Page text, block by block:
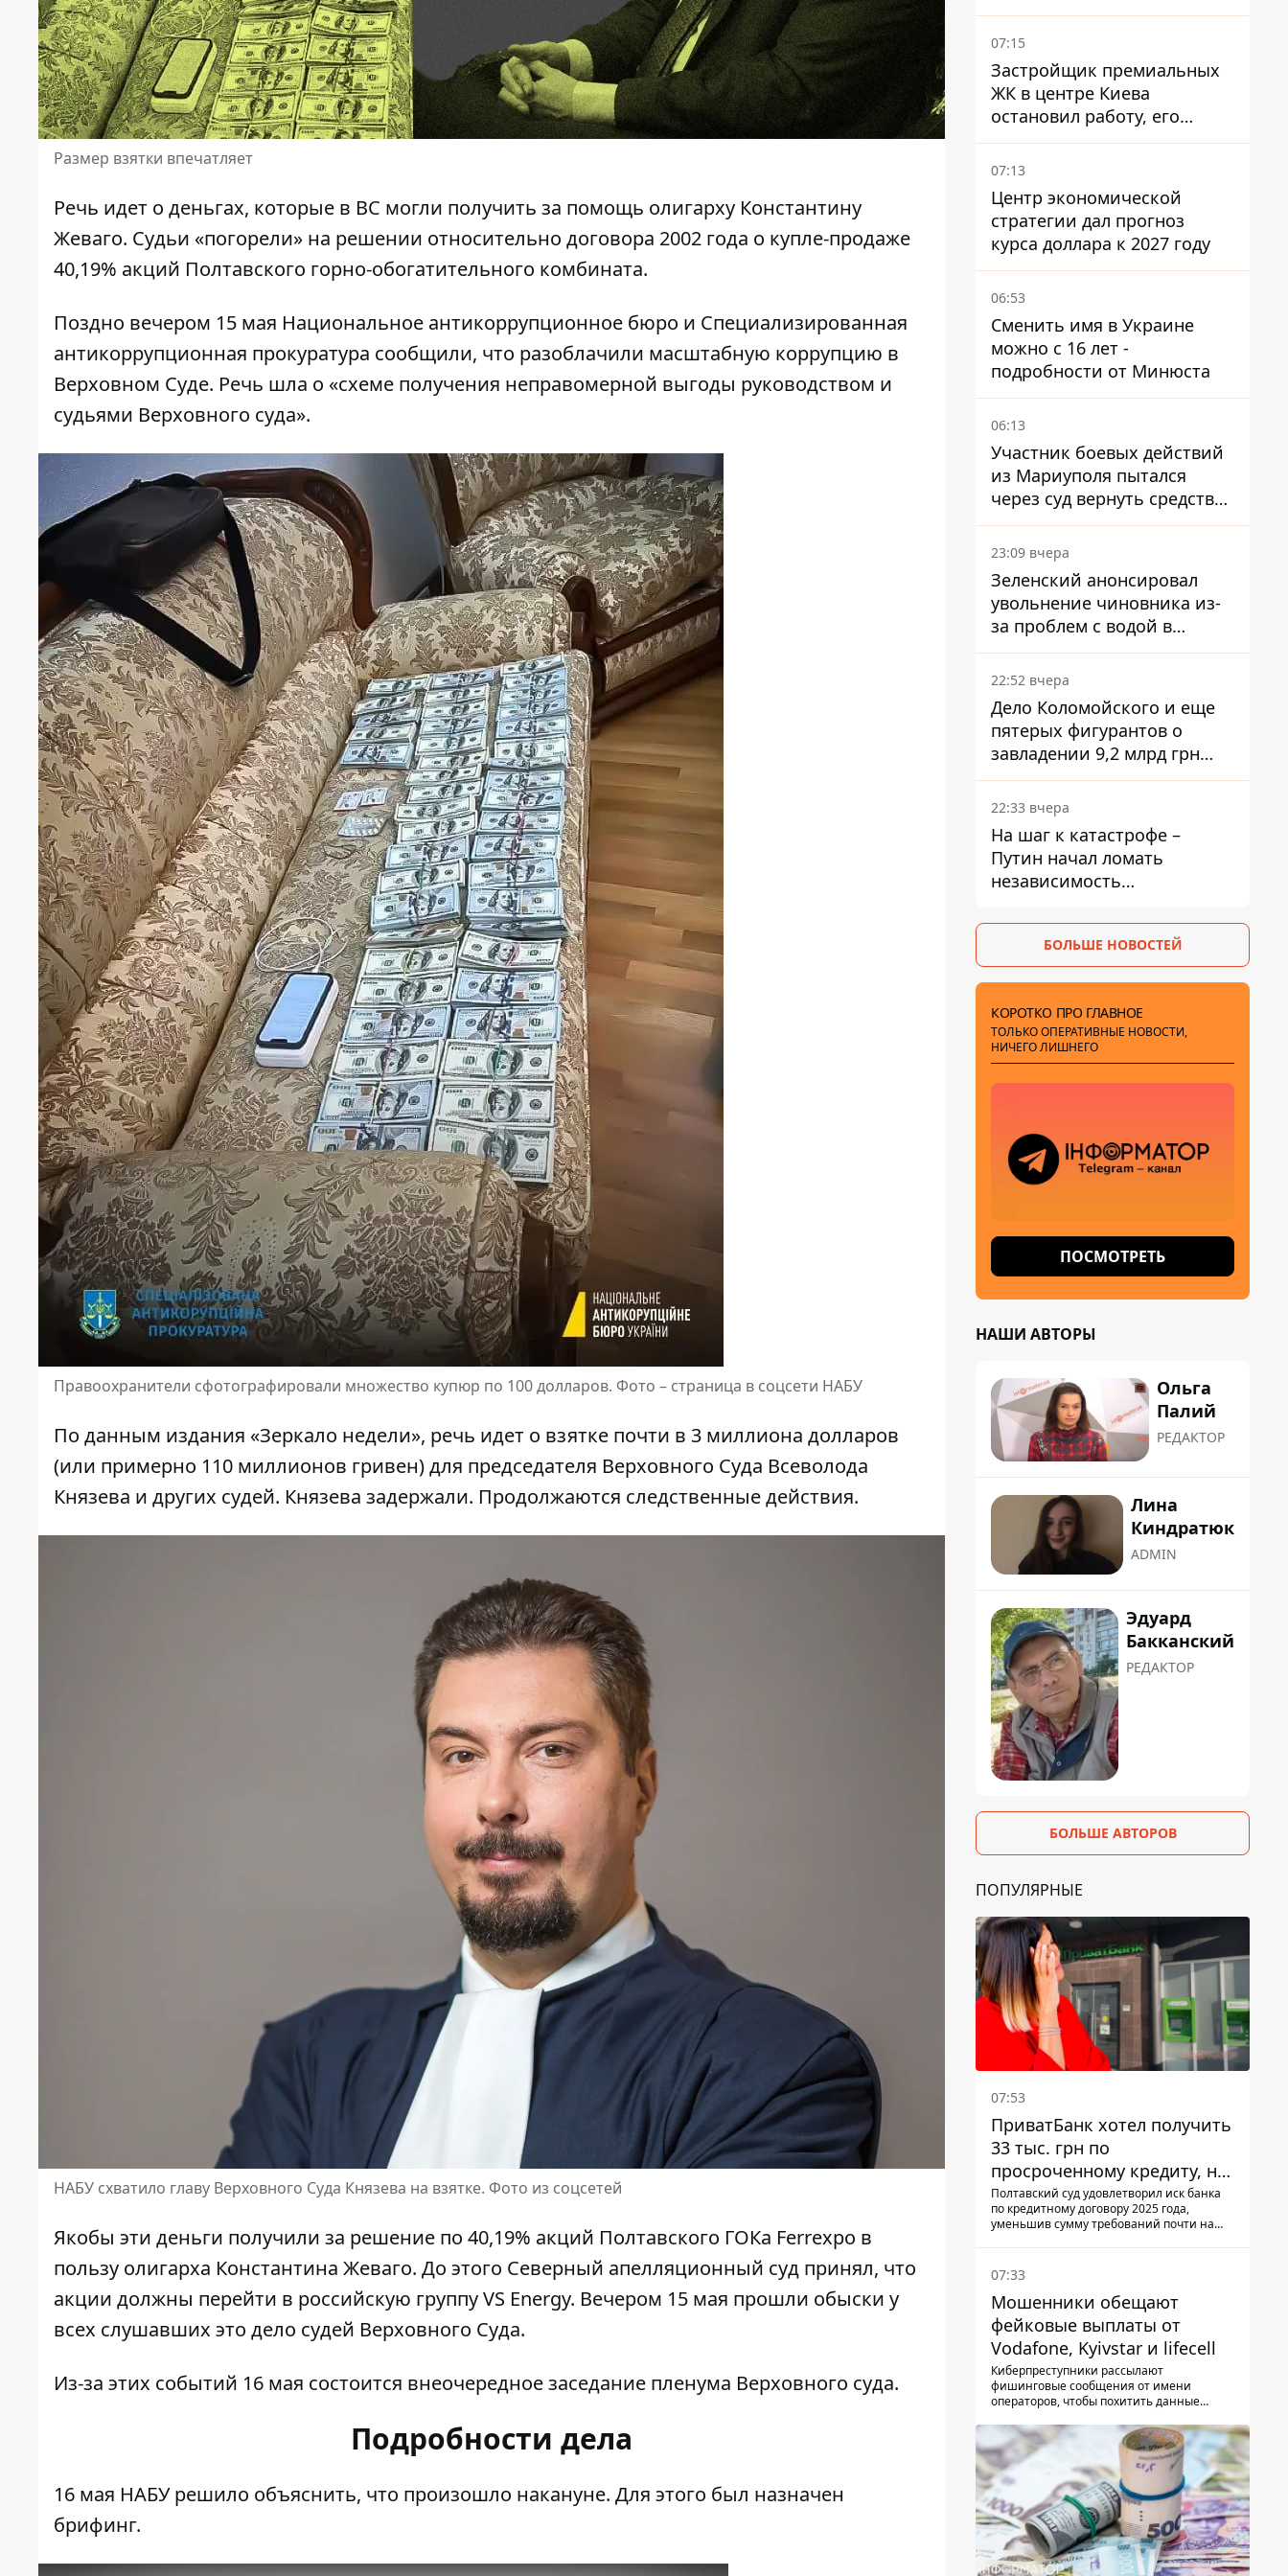
Размер взятки впечатляет
Речь идет о деньгах, которые в ВС могли получить за помощь олигарху Константину
Жеваго. Судьи «погорели» на решении относительно договора 2002 года о купле-продаже
40,19% акций Полтавского горно-обогатительного комбината.
Поздно вечером 15 мая Национальное антикоррупционное бюро и Специализированная
антикоррупционная прокуратура сообщили, что разоблачили масштабную коррупцию в
Верховном Суде. Речь шла о «схеме получения неправомерной выгоды руководством и
судьями Верховного суда».
Правоохранители сфотографировали множество купюр по 100 долларов. Фото – страница в соцсети НАБУ
По данным издания «Зеркало недели», речь идет о взятке почти в 3 миллиона долларов
(или примерно 110 миллионов гривен) для председателя Верховного Суда Всеволода
Князева и других судей. Князева задержали. Продолжаются следственные действия.
НАБУ схватило главу Верховного Суда Князева на взятке. Фото из соцсетей
Якобы эти деньги получили за решение по 40,19% акций Полтавского ГОКа Ferrexpo в
пользу олигарха Константина Жеваго. До этого Северный апелляционный суд принял, что
акции должны перейти в российскую группу VS Energy. Вечером 15 мая прошли обыски у
всех слушавших это дело судей Верховного Суда.
Из-за этих событий 16 мая состоится внеочередное заседание пленума Верховного суда.
Подробности дела
16 мая НАБУ решило объяснить, что произошло накануне. Для этого был назначен
брифинг.
Феодосии пожар
07:15
Застройщик премиальных
ЖК в центре Киева
остановил работу, его
руководители сбежали из
Украины - Bihus.info
07:13
Центр экономической
стратегии дал прогноз
курса доллара к 2027 году
06:53
Сменить имя в Украине
можно с 16 лет -
подробности от Минюста
06:13
Участник боевых действий
из Мариуполя пытался
через суд вернуть средства
субсидии со счета в
Ощадбанке – каким было
решение
23:09 вчера
Зеленский анонсировал
увольнение чиновника из-
за проблем с водой в
Марганце
22:52 вчера
Дело Коломойского и еще
пятерых фигурантов о
завладении 9,2 млрд грн
ПриватБанка направили в
суд
22:33 вчера
На шаг к катастрофе –
Путин начал ломать
независимость
заставив снизить базовую
ставкуБОЛЬШЕ НОВОСТЕЙ
КОРОТКО ПРО ГЛАВНОЕ
ТОЛЬКО ОПЕРАТИВНЫЕ НОВОСТИ,
НИЧЕГО ЛИШНЕГО
ПОСМОТРЕТЬ
НАШИ АВТОРЫ
Ольга
Палий
РЕДАКТОР
Лина
Киндратюк
ADMIN
Эдуард
Бакканский
РЕДАКТОР
БОЛЬШЕ АВТОРОВ
ПОПУЛЯРНЫЕ
07:53
ПриватБанк хотел получить
33 тыс. грн по
просроченному кредиту, но
суд взыскал с должницы
только 22 тыс. грн
Полтавский суд удовлетворил иск банка
по кредитному договору 2025 года,
уменьшив сумму требований почти на
07:33
Мошенники обещают
фейковые выплаты от
Vodafone, Kyivstar и lifecell
Киберпреступники рассылают
фишинговые сообщения от имени
операторов, чтобы похитить данные